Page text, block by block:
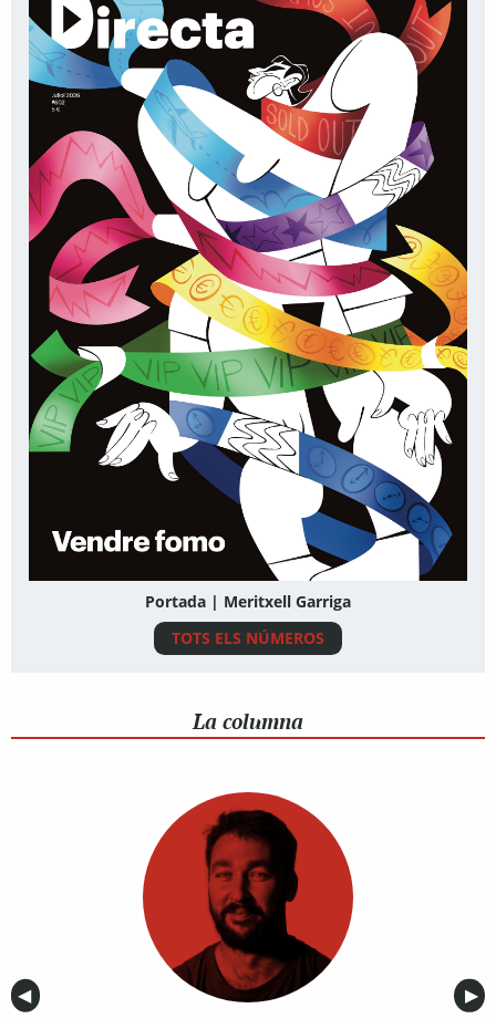
Portada | Meritxell Garriga
TOTS ELS NÚMEROS
La columna
Anterior
◀︎ ▶︎